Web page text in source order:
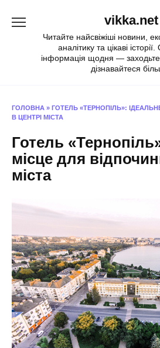
vikka.net
Читайте найсвіжіші новини,
аналітику та цікаві
інформація щодня —
дізнавайтеся
ГОЛОВНА » ГОТЕЛЬ «ТЕРНОПІЛЬ»:
В ЦЕНТРІ МІСТА
Готель
місце для
міста